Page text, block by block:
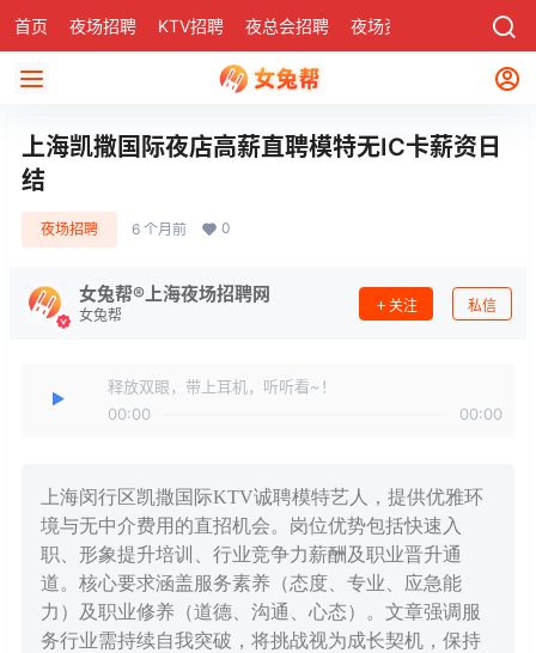
首页 夜场招聘 KTV招聘 夜总会招聘 夜场资讯 社区
上海凯撒国际夜店高薪直聘模特无IC卡薪资日
结
夜场招聘 6 个月前 0
女兔帮®上海夜场招聘网
女兔帮
关注 私信
释放双眼，带上耳机，听听看~！
00:00
00:00
上海闵行区凯撒国际KTV诚聘模特艺人，提供优雅环
境与无中介费用的直招机会。岗位优势包括快速入
职、形象提升培训、行业竞争力薪酬及职业晋升通
道。核心要求涵盖服务素养（态度、专业、应急能
力）及职业修养（道德、沟通、心态）。文章强调服
务行业需持续自我突破，将挑战视为成长契机，保持